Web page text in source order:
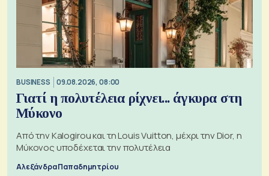
BUSINESS 09.08.2026, 08:00
Γιατί η πολυτέλεια ρίχνει... άγκυρα στη
Μύκονο
Από την Kalogirou και τη Louis Vuitton, μέχρι την Dior, η
Μύκονος υποδέχεται την πολυτέλεια
Αλεξάνδρα Παπαδημητρίου